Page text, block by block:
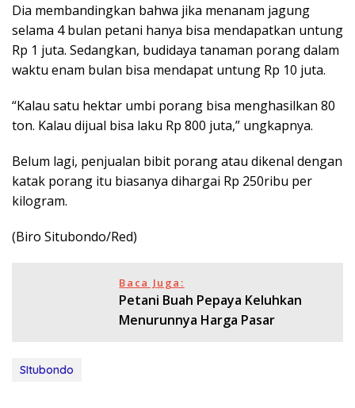
Dia membandingkan bahwa jika menanam jagung
selama 4 bulan petani hanya bisa mendapatkan untung
Rp 1 juta. Sedangkan, budidaya tanaman porang dalam
waktu enam bulan bisa mendapat untung Rp 10 juta.
“Kalau satu hektar umbi porang bisa menghasilkan 80
ton. Kalau dijual bisa laku Rp 800 juta,” ungkapnya.
Belum lagi, penjualan bibit porang atau dikenal dengan
katak porang itu biasanya dihargai Rp 250ribu per
kilogram.
(Biro Situbondo/Red)
Baca Juga:
Petani Buah Pepaya Keluhkan
Menurunnya Harga Pasar
SItubondo